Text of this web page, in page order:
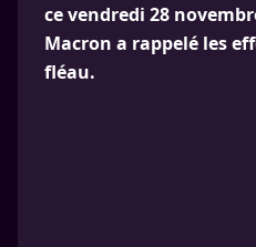
ce vendredi 28
Macron a rappelé les
fléau.